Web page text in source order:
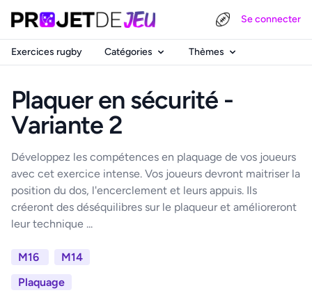
Se connecter
Exercices rugby Catégories Thèmes
Plaquer en sécurité -
Variante 2
Développez les compétences en plaquage de vos joueurs
avec cet exercice intense. Vos joueurs devront maitriser la
position du dos, l'encerclement et leurs appuis. Ils
créeront des déséquilibres sur le plaqueur et amélioreront
leur technique ...
M16
M14
Plaquage